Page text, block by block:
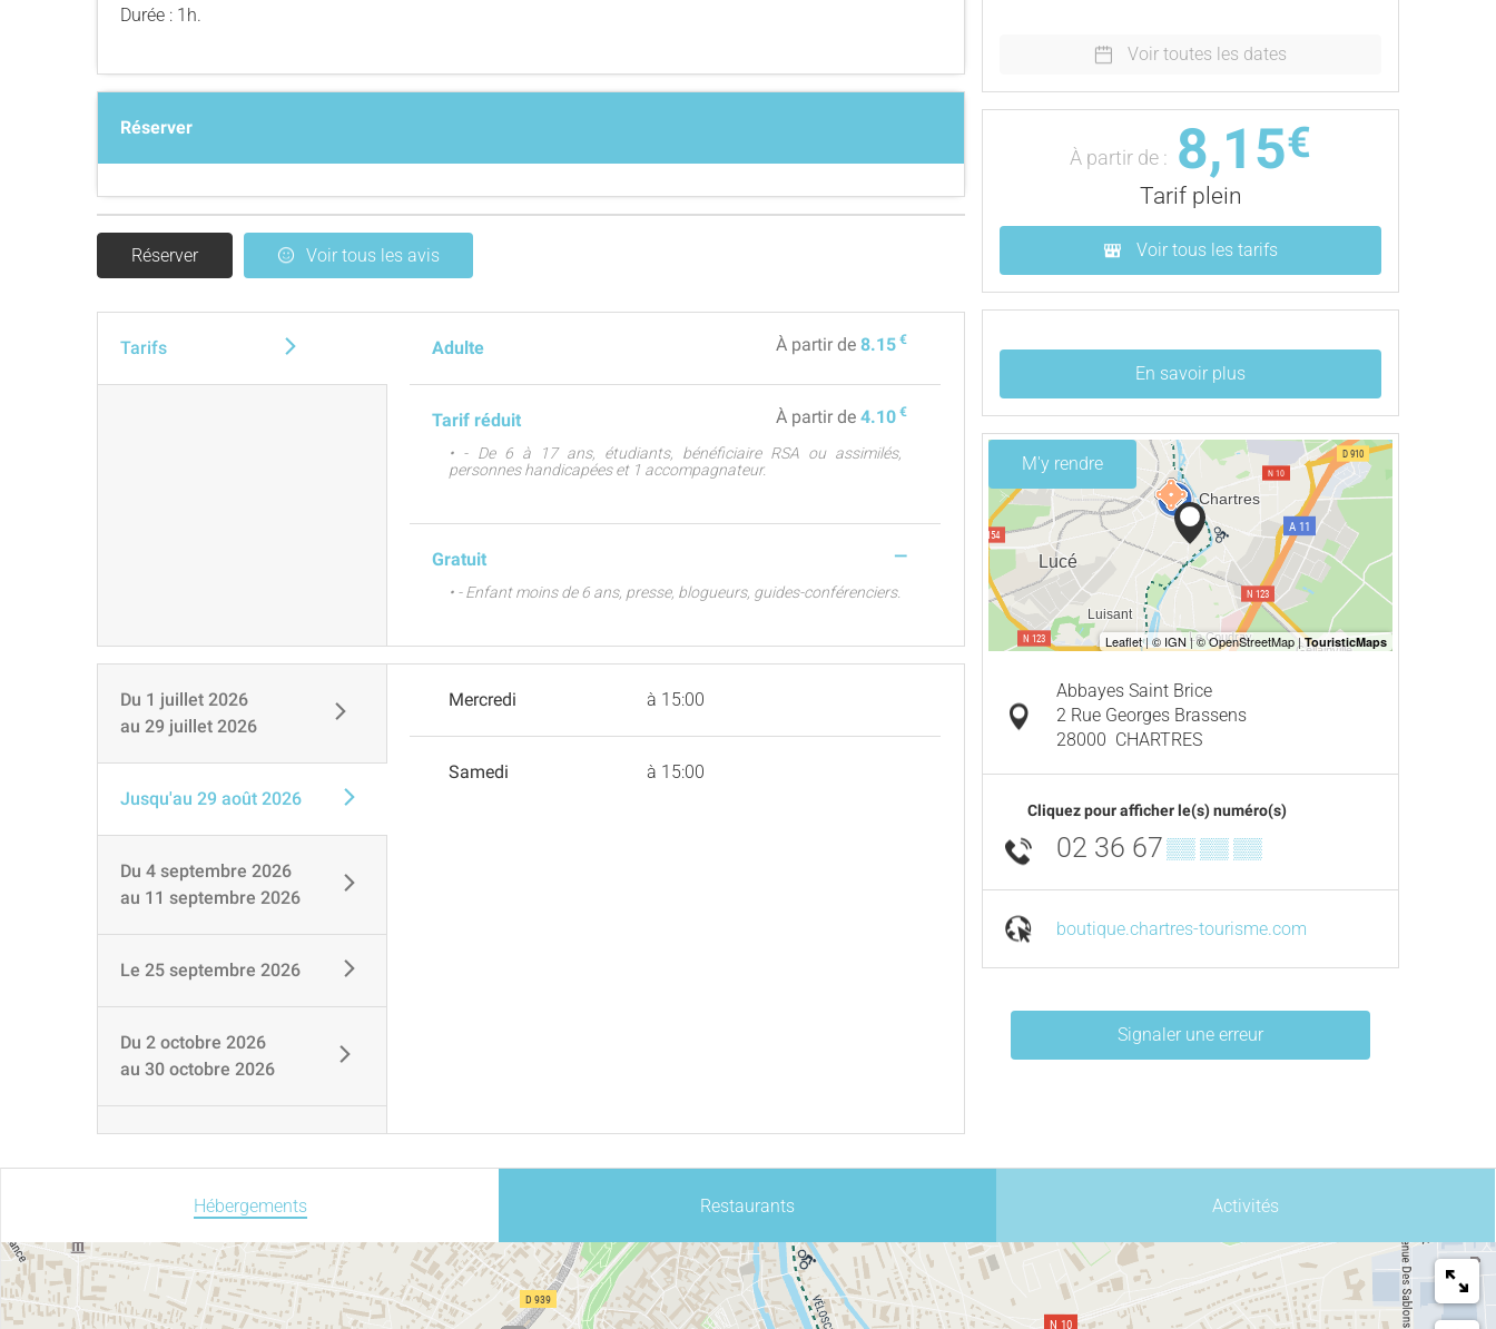
Durée : 1h.
Réserver
Réserver Voir tous les avis
Tarifs Adulte À partir de8.15 €
Tarif réduit À partir de4.10 €
• - De 6 à 17 ans, étudiants, bénéficiaire RSA ou assimilés,
personnes handicapées et 1 accompagnateur.
Gratuit —
• - Enfant moins de 6 ans, presse, blogueurs, guides-conférenciers.
Du 1 juillet 2026
au 29 juillet 2026
Jusqu'au 29 août 2026
Du 4 septembre 2026
au 11 septembre 2026
Le 25 septembre 2026
Du 2 octobre 2026
au 30 octobre 2026
Mercredi à 15:00
Samedi à 15:00
Voir toutes les dates
À partir de : 8,15€
Tarif plein
Voir tous les tarifs
En savoir plus
M'y rendre
Abbayes Saint Brice
2 Rue Georges Brassens
28000 CHARTRES
Cliquez pour afficher le(s) numéro(s)
02 36 67▒▒ ▒▒ ▒▒
boutique.chartres-tourisme.com
Signaler une erreur
Hébergements Restaurants Activités